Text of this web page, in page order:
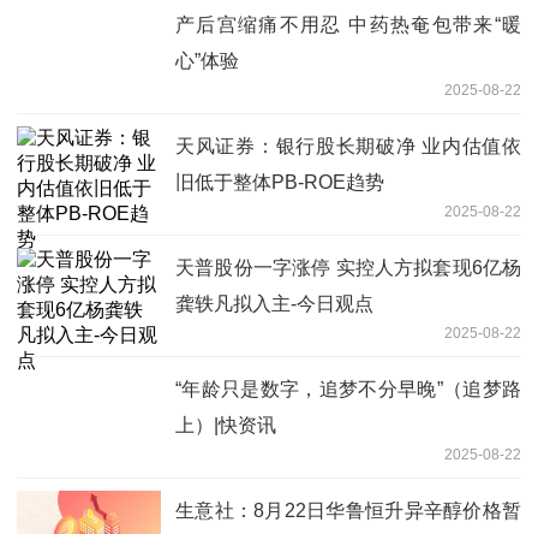
产后宫缩痛不用忍 中药热奄包带来“暖
心”体验
2025-08-22
天风证券：银行股长期破净 业内估值依
旧低于整体PB-ROE趋势
2025-08-22
天普股份一字涨停 实控人方拟套现6亿杨
龚轶凡拟入主-今日观点
2025-08-22
“年龄只是数字，追梦不分早晚”（追梦路
上）|快资讯
2025-08-22
生意社：8月22日华鲁恒升异辛醇价格暂